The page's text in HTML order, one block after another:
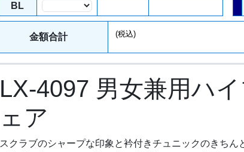
BL
金額合計 (税込)
LX-4097 男女兼用ハ
ェア
スクラブのシャープな印象と衿付きチュニックのきち